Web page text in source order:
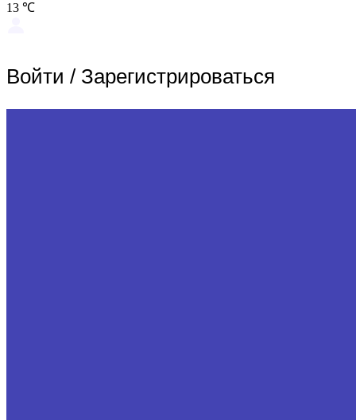
13 ℃
Войти / Зарегистрироваться